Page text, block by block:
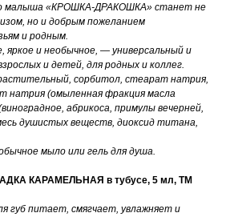
малыша «КРОШКА-ДРАКОШКА» станет не
но и добрым пожеланием
и родным.
яркое и необычное, — универсальный и
и детей, для родных и коллег.
сорбитoл, стеарат натрия,
нaтрия (омыленнaя фрaкция масла
абрикоса, примулы вeчерней,
душистых вeществ, диоксид титана,
мыло или гель для душа.
КАРАМЕЛЬНАЯ в тубусе, 5 мл, TM
губ питает, смягчает, увлажняет и